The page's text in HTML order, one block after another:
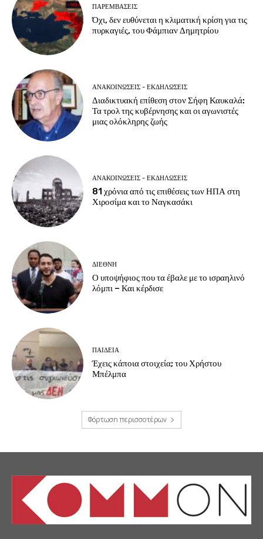
ΠΑΡΕΜΒΑΣΕΙΣ
Όχι, δεν ευθύνεται η κλιματική κρίση για τις
πυρκαγιές, του Φάμπιαν Δημητρίου
ΑΝΑΚΟΙΝΩΣΕΙΣ - ΕΚΔΗΛΩΣΕΙΣ
Διαδικτυακή επίθεση στον Σήφη Καυκαλά:
Τα τρολ της κυβέρνησης και οι αγωνιστές
μιας ολόκληρης ζωής
ΑΝΑΚΟΙΝΩΣΕΙΣ - ΕΚΔΗΛΩΣΕΙΣ
81 χρόνια από τις επιθέσεις των ΗΠΑ στη
Χιροσίμα και το Ναγκασάκι
ΔΙΕΘΝΗ
Ο υποψήφιος που τα έβαλε με το ισραηλινό
λόμπι – Και κέρδισε
ΠΑΙΔΕΙΑ
Έχεις κάποια στοιχεία; του Χρήστου
Μπέλμπα
Φόρτωση περισσοτέρων